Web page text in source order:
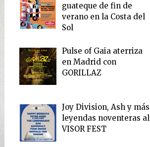
guateque de fin de
verano en la Costa del
Sol
Pulse of Gaia aterriza
en Madrid con
GORILLAZ
Joy Division, Ash y más
leyendas noventeras al
VISOR FEST